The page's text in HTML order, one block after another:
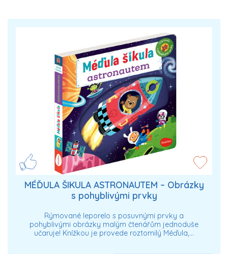
MÉĎULA ŠIKULA ASTRONAUTEM – Obrázky
s pohyblivými prvky
Rýmované leporelo s posuvnými prvky a
pohyblivými obrázky malým čtenářům jednoduše
učaruje! Knížkou je provede roztomilý Méďula,…